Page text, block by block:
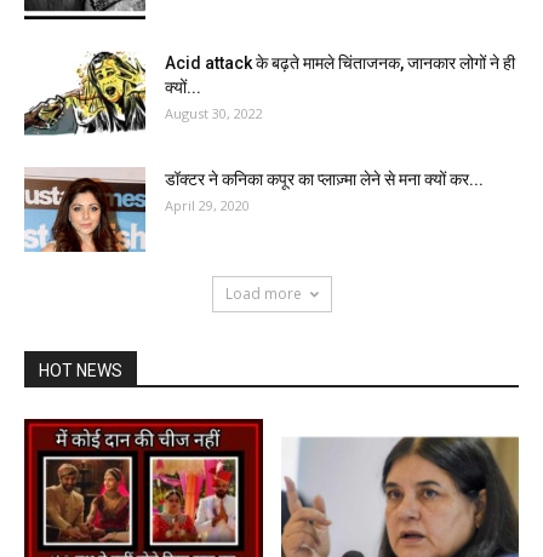
Acid attack के बढ़ते मामले चिंताजनक, जानकार लोगों ने ही
क्यों...
August 30, 2022
डॉक्टर ने कनिका कपूर का प्लाज़्मा लेने से मना क्यों कर...
April 29, 2020
Load more
HOT NEWS